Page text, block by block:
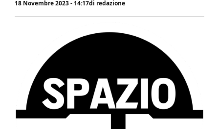
18 Novembre 2023 - 14:17di redazione